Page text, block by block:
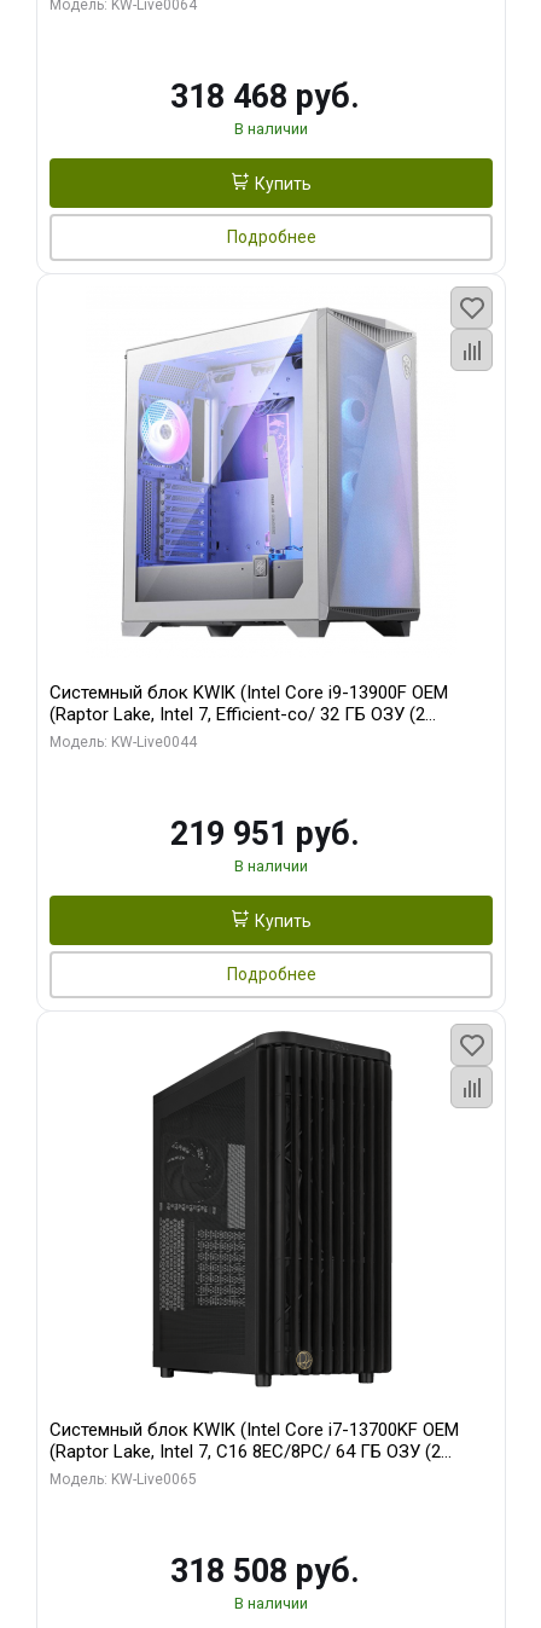
Модель: KW-Live0064
318 468 руб.
В наличии
Купить
Подробнее
Системный блок KWIK (Intel Core i9-13900F OEM
(Raptor Lake, Intel 7, Efficient-co/ 32 ГБ ОЗУ (2
модуля)/ Gigabyte RTX5070Ti AERO OC 16GB GDDR7
Модель: KW-Live0044
219 951 руб.
В наличии
Купить
Подробнее
Системный блок KWIK (Intel Core i7-13700KF OEM
(Raptor Lake, Intel 7, C16 8EC/8PC/ 64 ГБ ОЗУ (2
модуля)/ ASUS RTX5080 PROART OC 16GB GDDR7
Модель: KW-Live0065
318 508 руб.
В наличии